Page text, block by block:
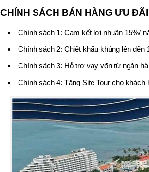
CHÍNH SÁCH BÁN HÀNG ƯU ĐÃI
Chính sách 1: Cam kết lợi nhuận 15%/
Chính sách 2: Chiết khấu khủng lên đến
Chính sách 3: Hỗ trợ vay vốn từ ngân
Chính sách 4: Tặng Site Tour cho khách